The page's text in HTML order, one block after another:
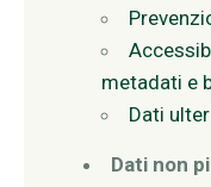
metadati e
Dati
Dati non